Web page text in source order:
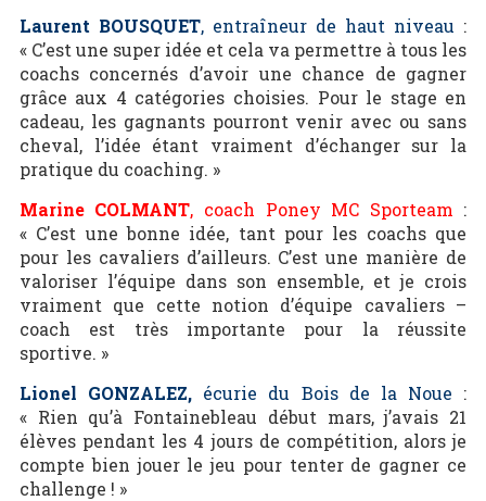
Laurent BOUSQUET, entraîneur de haut niveau :
« C’est une super idée et cela va permettre à tous les
coachs concernés d’avoir une chance de gagner
grâce aux 4 catégories choisies. Pour le stage en
cadeau, les gagnants pourront venir avec ou sans
cheval, l’idée étant vraiment d’échanger sur la
pratique du coaching. »
Marine COLMANT, coach Poney MC Sporteam :
« C’est une bonne idée, tant pour les coachs que
pour les cavaliers d’ailleurs. C’est une manière de
valoriser l’équipe dans son ensemble, et je crois
vraiment que cette notion d’équipe cavaliers –
coach est très importante pour la réussite
sportive. »
Lionel GONZALEZ, écurie du Bois de la Noue :
« Rien qu’à Fontainebleau début mars, j’avais 21
élèves pendant les 4 jours de compétition, alors je
compte bien jouer le jeu pour tenter de gagner ce
challenge ! »